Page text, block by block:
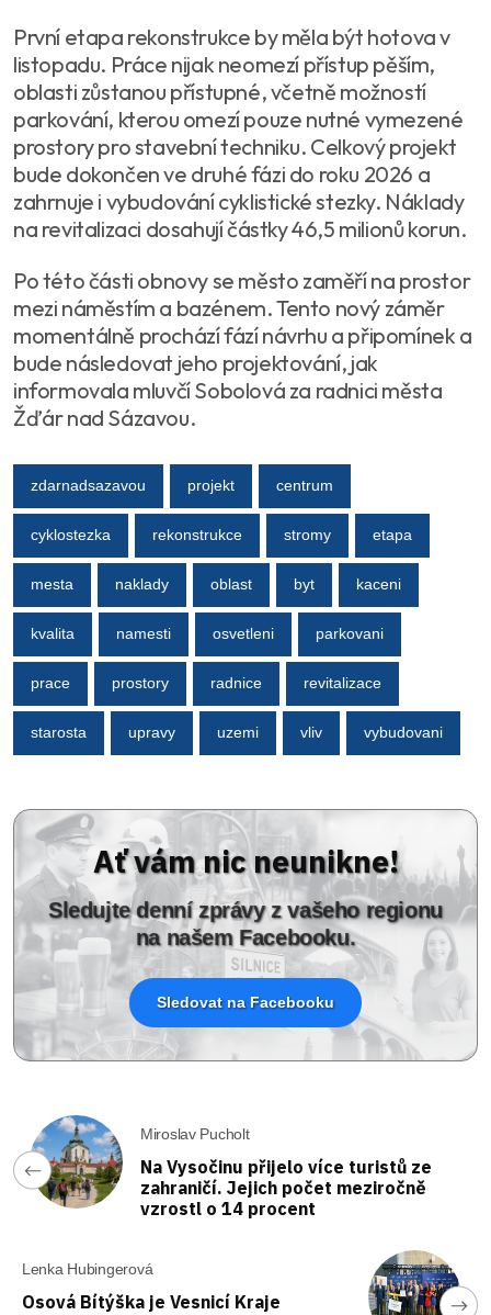
První etapa rekonstrukce by měla být hotova v
listopadu. Práce nijak neomezí přístup pěším,
oblasti zůstanou přístupné, včetně možností
parkování, kterou omezí pouze nutné vymezené
prostory pro stavební techniku. Celkový projekt
bude dokončen ve druhé fázi do roku 2026 a
zahrnuje i vybudování cyklistické stezky. Náklady
na revitalizaci dosahují částky 46,5 milionů korun.
Po této části obnovy se město zaměří na prostor
mezi náměstím a bazénem. Tento nový záměr
momentálně prochází fází návrhu a připomínek a
bude následovat jeho projektování, jak
informovala mluvčí Sobolová za radnici města
Žďár nad Sázavou.
zdarnadsazavou projekt centrum
cyklostezka rekonstrukce stromy etapa
mesta naklady oblast byt kaceni
kvalita namesti osvetleni parkovani
prace prostory radnice revitalizace
starosta upravy uzemi vliv vybudovani
Ať vám nic neunikne!
Sledujte denní zprávy z vašeho regionu
na našem Facebooku.
Sledovat na Facebooku
Miroslav Pucholt
Na Vysočinu přijelo více turistů ze
zahraničí. Jejich počet meziročně
vzrostl o 14 procent
Lenka Hubingerová
Osová Bítýška je Vesnicí Kraje